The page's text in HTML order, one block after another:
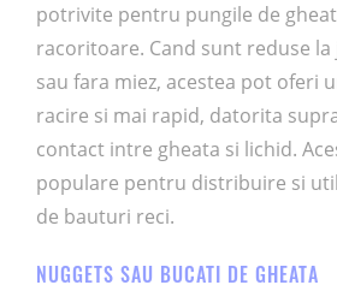
potrivite pentru pungile de
racoritoare. Cand sunt reduse
sau fara miez, acestea pot oferi
racire si mai rapid, datorita
contact intre gheata si lichid.
populare pentru distribuire si
de bauturi reci.
NUGGETS SAU BUCATI DE GHEATA